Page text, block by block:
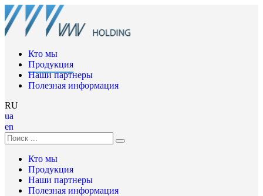
Кто мы
Продукция
Наши партнеры
Полезная информация
RU
ua
en
Кто мы
Продукция
Наши партнеры
Полезная информация